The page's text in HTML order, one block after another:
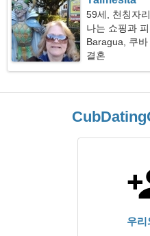
59세, 천칭자리
나는 쇼핑과
Baragua, 쿠바
결혼
우리